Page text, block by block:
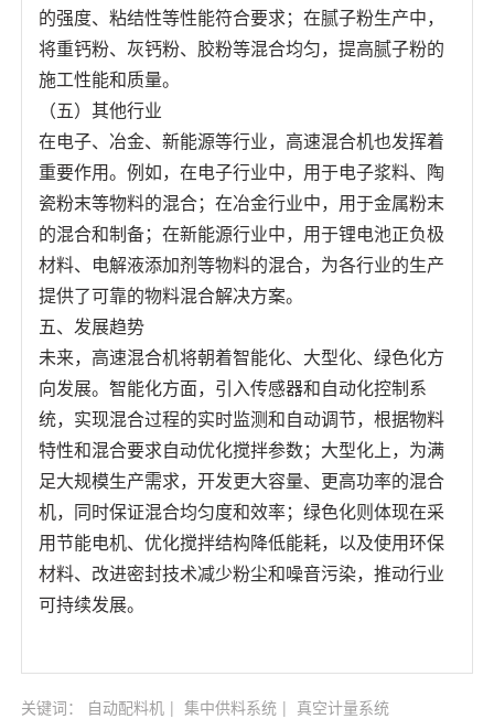
的强度、粘结性等性能符合要求；在腻子粉生产中，
将重钙粉、灰钙粉、胶粉等混合均匀，提高腻子粉的
施工性能和质量。
（五）其他行业
在电子、冶金、新能源等行业，高速混合机也发挥着
重要作用。例如，在电子行业中，用于电子浆料、陶
瓷粉末等物料的混合；在冶金行业中，用于金属粉末
的混合和制备；在新能源行业中，用于锂电池正负极
材料、电解液添加剂等物料的混合，为各行业的生产
提供了可靠的物料混合解决方案。
五、发展趋势
未来，高速混合机将朝着智能化、大型化、绿色化方
向发展。智能化方面，引入传感器和自动化控制系
统，实现混合过程的实时监测和自动调节，根据物料
特性和混合要求自动优化搅拌参数；大型化上，为满
足大规模生产需求，开发更大容量、更高功率的混合
机，同时保证混合均匀度和效率；绿色化则体现在采
用节能电机、优化搅拌结构降低能耗，以及使用环保
材料、改进密封技术减少粉尘和噪音污染，推动行业
可持续发展。
关键词： 自动配料机 集中供料系统 真空计量系统